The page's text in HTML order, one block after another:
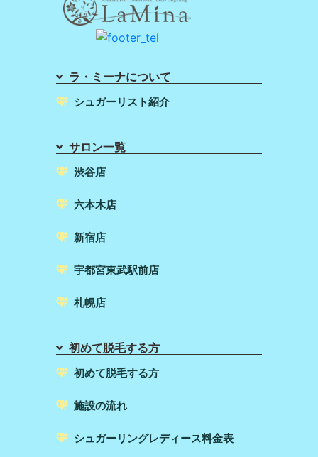
ラ・ミーナについて
シュガーリスト紹介
サロン一覧
渋谷店
六本木店
新宿店
宇都宮東武駅前店
札幌店
初めて脱毛する方
初めて脱毛する方
施設の流れ
シュガーリングレディース料金表